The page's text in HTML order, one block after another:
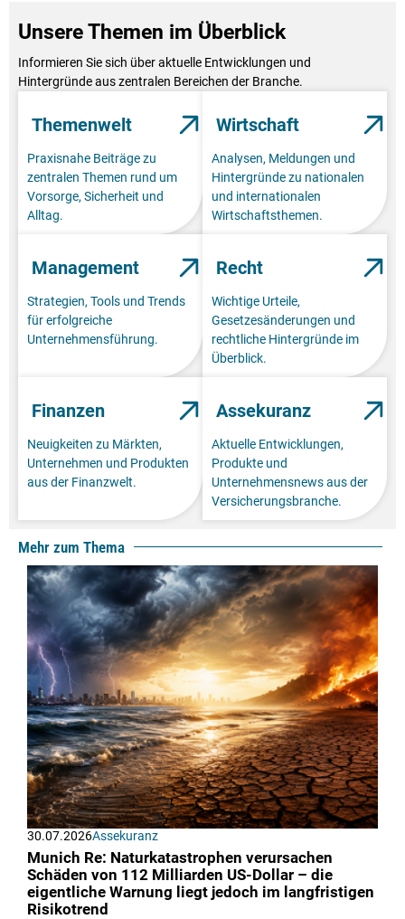
Unsere Themen im Überblick
Informieren Sie sich über aktuelle Entwicklungen und
Hintergründe aus zentralen Bereichen der Branche.
Themenwelt
Praxisnahe Beiträge zu
zentralen Themen rund um
Vorsorge, Sicherheit und
Alltag.
Wirtschaft
Analysen, Meldungen und
Hintergründe zu nationalen
und internationalen
Wirtschaftsthemen.
Management
Strategien, Tools und Trends
für erfolgreiche
Unternehmensführung.
Recht
Wichtige Urteile,
Gesetzesänderungen und
rechtliche Hintergründe im
Überblick.
Finanzen
Neuigkeiten zu Märkten,
Unternehmen und Produkten
aus der Finanzwelt.
Assekuranz
Aktuelle Entwicklungen,
Produkte und
Unternehmensnews aus der
Versicherungsbranche.
Mehr zum Thema
30.07.2026Assekuranz
Munich Re: Naturkatastrophen verursachen
Schäden von 112 Milliarden US-Dollar – die
eigentliche Warnung liegt jedoch im langfristigen
Risikotrend